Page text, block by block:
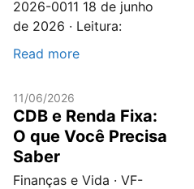
2026-0011 18 de junho
de 2026 · Leitura:
Read more
11/06/2026
CDB e Renda Fixa:
O que Você Precisa
Saber
Finanças e Vida · VF-